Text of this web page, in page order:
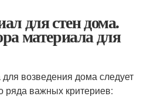
для стен дома.
материала для
возведения дома следует
ряда важных критериев: